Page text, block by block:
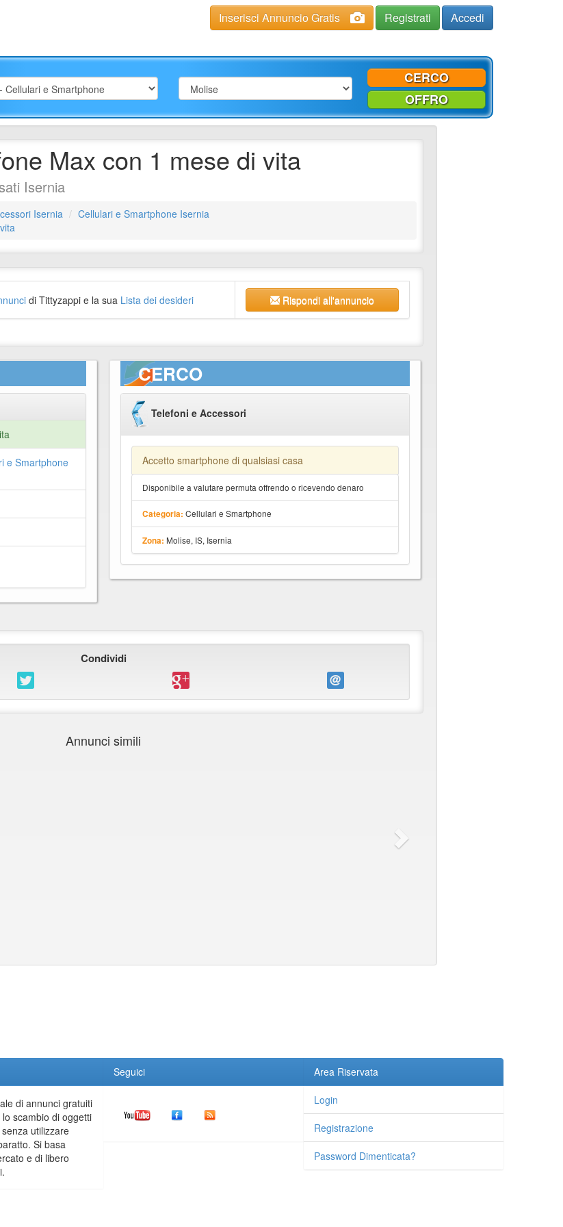
Inserisci Annuncio Gratis Registrati Accedi
CERCO
OFFRO
Max con 1 mese di vita
Isernia
Isernia
Cellulari e Smartphone Isernia
di Tittyzappi e la sua Lista dei desideri Rispondi all'annuncio
e Smartphone
CERCO
Telefoni e Accessori
Accetto smartphone di qualsiasi casa
Disponibile a valutare permuta offrendo o ricevendo denaro
Categoria: Cellulari e Smartphone
Zona: Molise, IS, Isernia
Condividi
Annunci simili
di annunci gratuiti
scambio di oggetti
utilizzare
Si basa
e di libero
Seguici Area Riservata
Login
Registrazione
Password Dimenticata?